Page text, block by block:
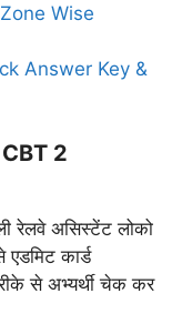
Wise
Answer Key &
2
रेलवे असिस्टेंट लोको
एडमिट कार्ड
से अभ्यर्थी चेक कर